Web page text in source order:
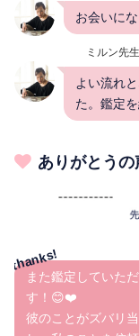
お会いに
ミルン先生
よい流れ
た。鑑定
ありがとうの
また鑑定していた
す！😊❤️
彼のことがズバリ